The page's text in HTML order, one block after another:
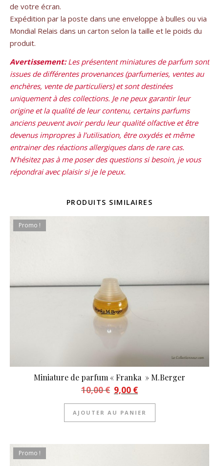
de votre écran.
Expédition par la poste dans une enveloppe à bulles ou via
Mondial Relais dans un carton selon la taille et le poids du
produit.
Avertissement:Les présentent miniatures de parfum sont
issues de différentes provenances (parfumeries, ventes au
enchères, vente de particuliers) et sont destinées
uniquement à des collections. Je ne peux garantir leur
origine et la qualité de leur contenu, certains parfums
anciens peuvent avoir perdu leur qualité olfactive et être
devenus impropres à l’utilisation, être oxydés et même
entrainer des réactions allergiques dans de rare cas.
N’hésitez pas à me poser des questions si besoin, je vous
répondrai avec plaisir si je le peux.
PRODUITS SIMILAIRES
Promo !
Miniature de parfum « Franka » M.Berger
10,00€ Le prix initial était : 10,00 €.
9,00 €Le prix actuel est : 9,00 €.
AJOUTER AU PANIER
Promo !